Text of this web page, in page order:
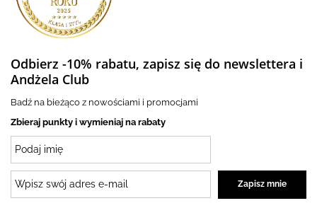
Odbierz -10% rabatu, zapisz się do newslettera i
Andżela Club
Badź na bieżąco z nowościami i promocjami
Zbieraj punkty i wymieniaj na rabaty